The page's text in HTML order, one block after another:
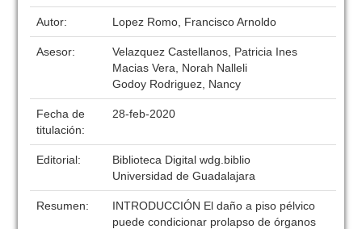
Autor: Lopez Romo, Francisco Arnoldo
Asesor:
Velazquez Castellanos, Patricia Ines
Macias Vera, Norah Nalleli
Godoy Rodriguez, Nancy
Fecha de
titulación:
28-feb-2020
Editorial:
Biblioteca Digital wdg.biblio
Universidad de Guadalajara
Resumen:
INTRODUCCIÓN El daño a piso pélvico
puede condicionar prolapso de órganos